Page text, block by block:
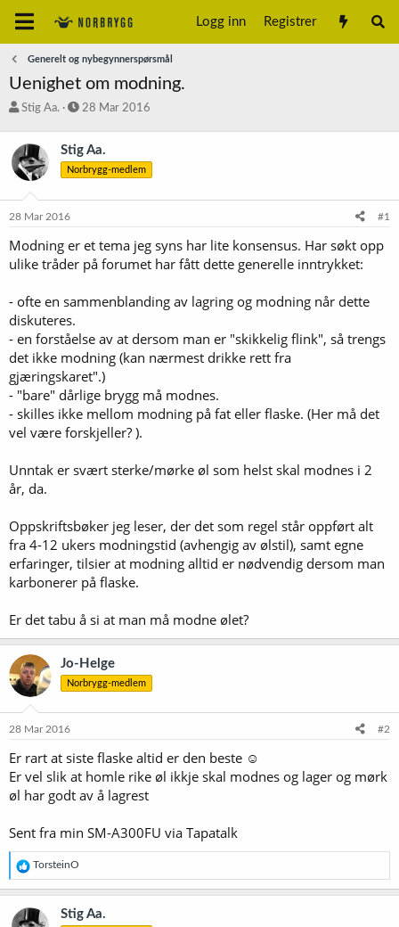
Logg inn Registrer
Generelt og nybegynnerspørsmål
Uenighet om modning.
T
d
s
a
r
e
r
Stig Aa.
S
r
t
a
28 Mar 2016
Stig Aa.
Norbrygg-medlem
28 Mar 2016 #1
Modning er et tema jeg syns har lite konsensus. Har søkt opp
ulike tråder på forumet har fått dette generelle inntrykket:
- ofte en sammenblanding av lagring og modning når dette
diskuteres.
- en forståelse av at dersom man er "skikkelig flink", så trengs
det ikke modning (kan nærmest drikke rett fra
gjæringskaret".)
- "bare" dårlige brygg må modnes.
- skilles ikke mellom modning på fat eller flaske. (Her må det
vel være forskjeller? ).
Unntak er svært sterke/mørke øl som helst skal modnes i 2
år, da.
Oppskriftsbøker jeg leser, der det som regel står oppført alt
fra 4-12 ukers modningstid (avhengig av ølstil), samt egne
erfaringer, tilsier at modning alltid er nødvendig dersom man
karbonerer på flaske.
Er det tabu å si at man må modne ølet?
Jo-Helge
Norbrygg-medlem
28 Mar 2016 #2
Er rart at siste flaske altid er den beste ☺
Er vel slik at homle rike øl ikkje skal modnes og lager og mørk
øl har godt av å lagrest
Sent fra min SM-A300FU via Tapatalk
R
e
a
k
s
TorsteinO
Stig Aa.